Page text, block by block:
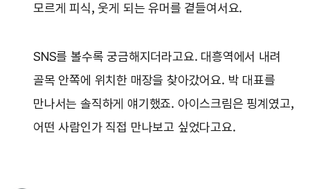
모르게 피식, 웃게 되는 유머를 곁들여서요.
SNS를 볼수록 궁금해지더라고요. 대흥역에서 내려
골목 안쪽에 위치한 매장을 찾아갔어요. 박 대표를
만나서는 솔직하게 얘기했죠. 아이스크림은 핑계였고,
어떤 사람인가 직접 만나보고 싶었다고요.